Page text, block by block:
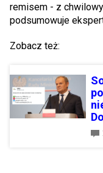
remisem - z
podsumowuje
Zobacz też: